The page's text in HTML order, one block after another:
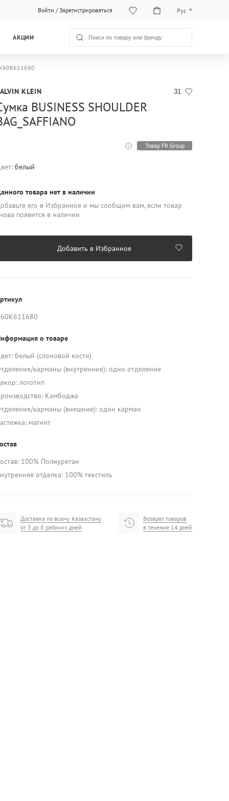
Войти /Зарегистрироваться Рус
Қаз
АКЦИИ
K60K611680
31
KLEIN
BUSINESS SHOULDER
Товар FR Group
белый
товара нет в наличии
его в Избранное и мы сообщим вам, если товар
появится в наличии
Добавить в Избранное
о товаре
белый (слоновой кости)
карманы (внутренние): одно отделение
логотип
Камбоджа
карманы (внешние): один карман
магнит
100% Полиуретан
отделка: 100% текстиль
Доставка по всему Казахстану
от 3 до 8 рабочих дней
Возврат товаров
в течение 14 дней